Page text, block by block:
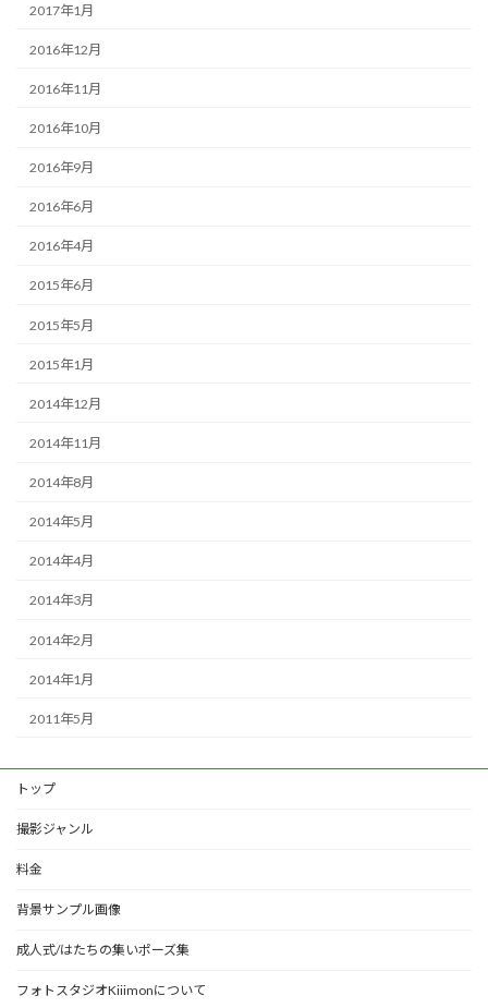
2017年1月
2016年12月
2016年11月
2016年10月
2016年9月
2016年6月
2016年4月
2015年6月
2015年5月
2015年1月
2014年12月
2014年11月
2014年8月
2014年5月
2014年4月
2014年3月
2014年2月
2014年1月
2011年5月
トップ
撮影ジャンル
料金
背景サンプル画像
成人式/はたちの集いポーズ集
フォトスタジオKiiimonについて